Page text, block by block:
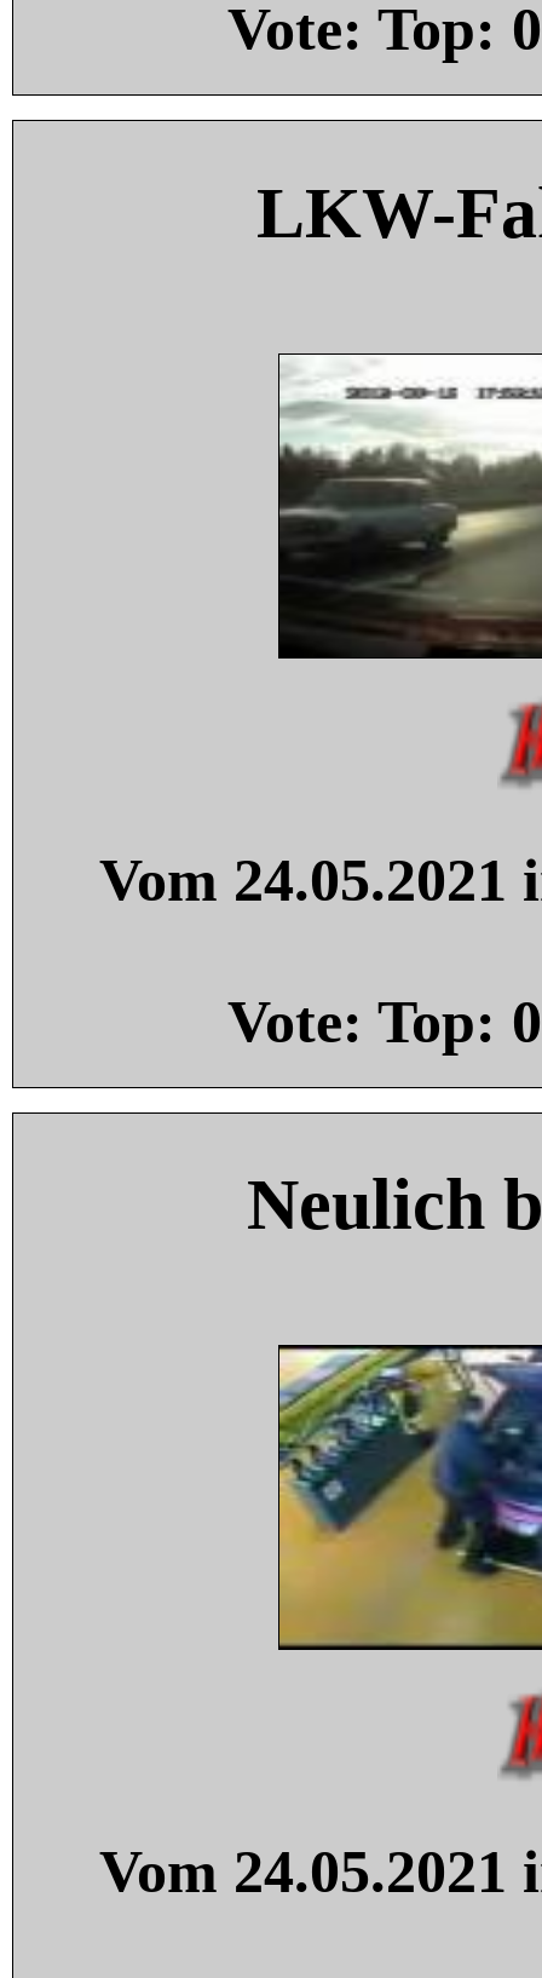
Vote: Top: 0
LKW-
Vom
Vote: Top: 0
Neulich
Vom